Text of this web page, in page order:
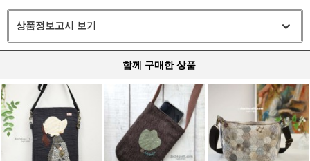
상품정보고시 보기
함께 구매한 상품